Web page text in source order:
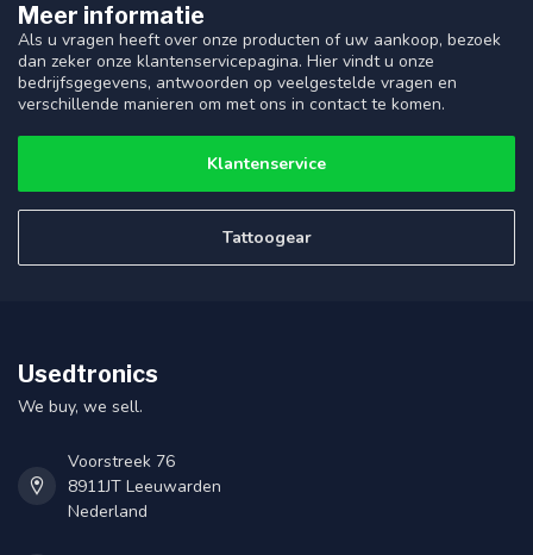
Meer informatie
Als u vragen heeft over onze producten of uw aankoop, bezoek
dan zeker onze klantenservicepagina. Hier vindt u onze
bedrijfsgegevens, antwoorden op veelgestelde vragen en
verschillende manieren om met ons in contact te komen.
Klantenservice
Tattoogear
Usedtronics
We buy, we sell.
Voorstreek 76
8911JT Leeuwarden
Nederland